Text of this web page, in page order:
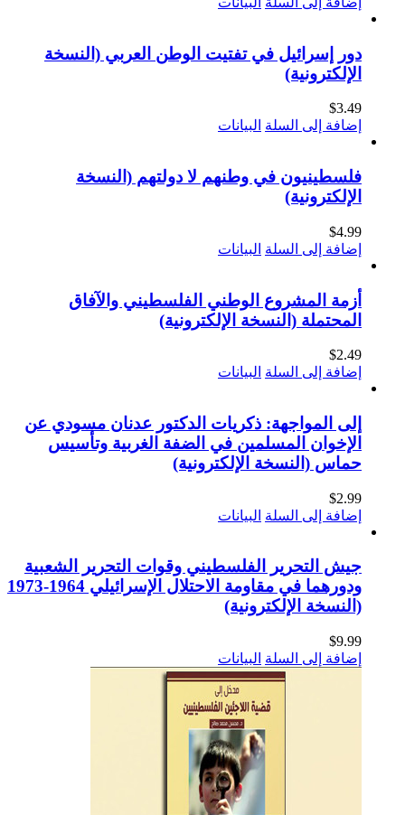
دور إسرائيل في تفتيت الوطن العربي (النسخة
الإلكترونية)
$3.49
إضافة إلى السلة البيانات
فلسطينيون في وطنهم لا دولتهم (النسخة
الإلكترونية)
$4.99
إضافة إلى السلة البيانات
أزمة المشروع الوطني الفلسطيني والآفاق
المحتملة (النسخة الإلكترونية)
$2.49
إضافة إلى السلة البيانات
إلى المواجهة: ذكريات الدكتور عدنان مسودي عن
الإخوان المسلمين في الضفة الغربية وتأسيس
حماس (النسخة الإلكترونية)
$2.99
إضافة إلى السلة البيانات
جيش التحرير الفلسطيني وقوات التحرير الشعبية
ودورهما في مقاومة الاحتلال الإسرائيلي 1964-1973
(النسخة الإلكترونية)
$9.99
إضافة إلى السلة البيانات